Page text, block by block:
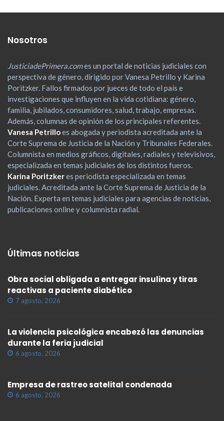
Nosotros
JusticiadePrimera.comes un portal de noticias judiciales con
perspectiva de género, dirigido por Vanesa Petrillo y Karina
Poritzker. Fallos firmados por jueces de todo el país e
investigaciones que influyen en la vida cotidiana: género,
familia, jubilados, consumidores, salud, trabajo, empresas.
Además, columnas de opinión de los principales referentes.
Vanesa Petrilloes abogada y periodista acreditada ante la
Corte Suprema de Justicia de la Nación y Tribunales Federales.
Columnista en medios gráficos, digitales, radiales y televisivos,
especializada en temas judiciales de los distintos fueros.
Karina Poritzkeres periodista especializada en temas
judiciales. Acreditada ante la Corte Suprema de Justicia de la
Nación. Experta en temas judiciales para agencias de noticias,
publicaciones online y columnista radial.
Últimas noticias
Obra social obligada a entregar insulina y tiras
reactivas a paciente diabético
7 agosto, 2026
La violencia psicológica encabezó las denuncias
durante la feria judicial
6 agosto, 2026
Empresa de rastreo satelital condenada
6 agosto, 2026